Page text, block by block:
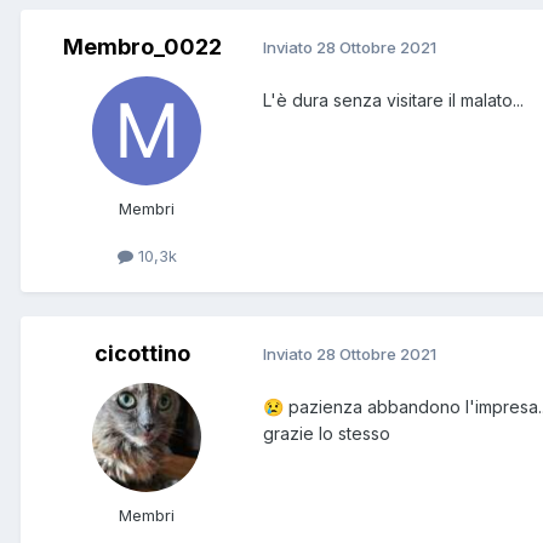
Membro_0022
Membri
10,3k
Inviato 28 Ottobre 2021
L'è dura senza visitare il malato...
cicottino
Membri
Inviato 28 Ottobre 2021
😢 pazienza abbandono
grazie lo stesso